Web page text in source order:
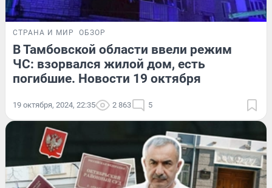
СТРАНА И МИР ОБЗОР
В Тамбовской области ввели режим
ЧС: взорвался жилой дом, есть
погибшие. Новости 19 октября
19 октября, 2024, 22:35 2 863 5